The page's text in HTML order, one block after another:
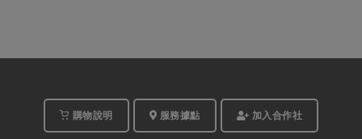
購物說明 服務據點 加入合作社